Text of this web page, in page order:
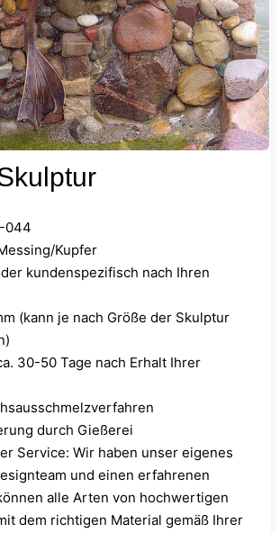
044
Kupfer
kundenspezifisch nach Ihren
(kann je nach Größe der Skulptur
30-50 Tage nach Erhalt Ihrer
durch Gießerei
Service: Wir haben unser eigenes
und einen erfahrenen
alle Arten von hochwertigen
dem richtigen Material gemäß Ihrer